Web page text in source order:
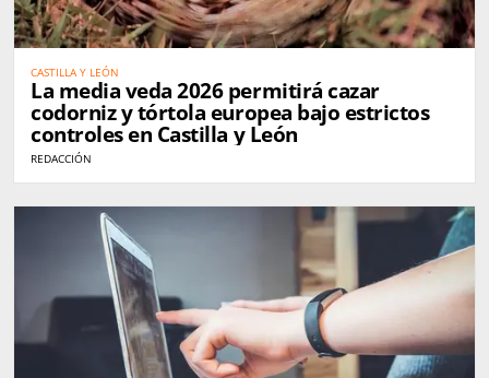
CASTILLA Y LEÓN
La media veda 2026 permitirá cazar
codorniz y tórtola europea bajo estrictos
controles en Castilla y León
REDACCIÓN